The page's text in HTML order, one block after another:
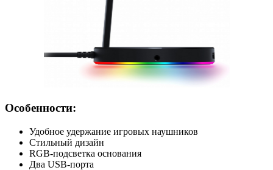
Особенности:
Удобное удержание игровых наушников
Стильный дизайн
RGB-подсветка основания
Два USB-порта